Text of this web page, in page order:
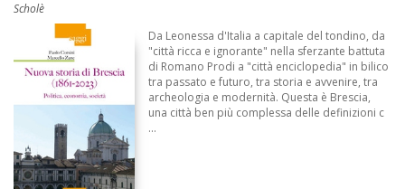
Scholè
Da Leonessa d'Italia a capitale del tondino, da
"città ricca e ignorante" nella sferzante battuta
di Romano Prodi a "città enciclopedia" in bilico
tra passato e futuro, tra storia e avvenire, tra
archeologia e modernità. Questa è Brescia,
una città ben più complessa delle definizioni c
...